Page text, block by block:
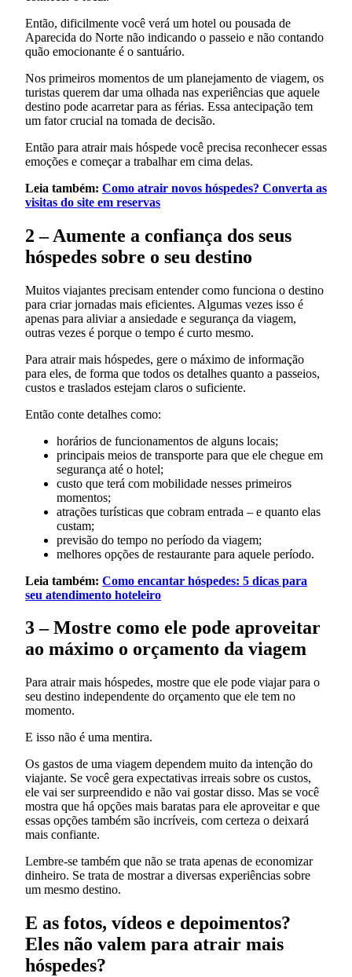
Então, dificilmente você verá um hotel ou pousada de
Aparecida do Norte não indicando o passeio e não contando
quão emocionante é o santuário.
Nos primeiros momentos de um planejamento de viagem, os
turistas querem dar uma olhada nas experiências que aquele
destino pode acarretar para as férias. Essa antecipação tem
um fator crucial na tomada de decisão.
Então para atrair mais hóspede você precisa reconhecer essas
emoções e começar a trabalhar em cima delas.
Leia também: Como atrair novos hóspedes? Converta as
visitas do site em reservas
2 – Aumente a confiança dos seus
hóspedes sobre o seu destino
Muitos viajantes precisam entender como funciona o destino
para criar jornadas mais eficientes. Algumas vezes isso é
apenas para aliviar a ansiedade e segurança da viagem,
outras vezes é porque o tempo é curto mesmo.
Para atrair mais hóspedes, gere o máximo de informação
para eles, de forma que todos os detalhes quanto a passeios,
custos e traslados estejam claros o suficiente.
Então conte detalhes como:
horários de funcionamentos de alguns locais;
principais meios de transporte para que ele chegue em
segurança até o hotel;
custo que terá com mobilidade nesses primeiros
momentos;
atrações turísticas que cobram entrada – e quanto elas
custam;
previsão do tempo no período da viagem;
melhores opções de restaurante para aquele período.
Leia também: Como encantar hóspedes: 5 dicas para
seu atendimento hoteleiro
3 – Mostre como ele pode aproveitar
ao máximo o orçamento da viagem
Para atrair mais hóspedes, mostre que ele pode viajar para o
seu destino independente do orçamento que ele tem no
momento.
E isso não é uma mentira.
Os gastos de uma viagem dependem muito da intenção do
viajante. Se você gera expectativas irreais sobre os custos,
ele vai ser surpreendido e não vai gostar disso. Mas se você
mostra que há opções mais baratas para ele aproveitar e que
essas opções também são incríveis, com certeza o deixará
mais confiante.
Lembre-se também que não se trata apenas de economizar
dinheiro. Se trata de mostrar a diversas experiências sobre
um mesmo destino.
E as fotos, vídeos e depoimentos?
Eles não valem para atrair mais
hóspedes?